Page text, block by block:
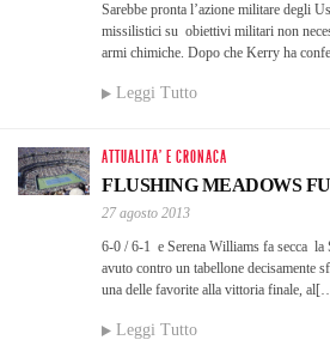
Sarebbe pronta l’azione militare degli
missilistici su obiettivi militari non
armi chimiche. Dopo che Kerry ha
Leggi Tutto
ATTUALITA' E CRONACA
FLUSHING MEADOWS
27 agosto 2013
6-0 / 6-1 e Serena Williams fa secca la
avuto contro un tabellone decisamente
una delle favorite alla vittoria finale,
Leggi Tutto